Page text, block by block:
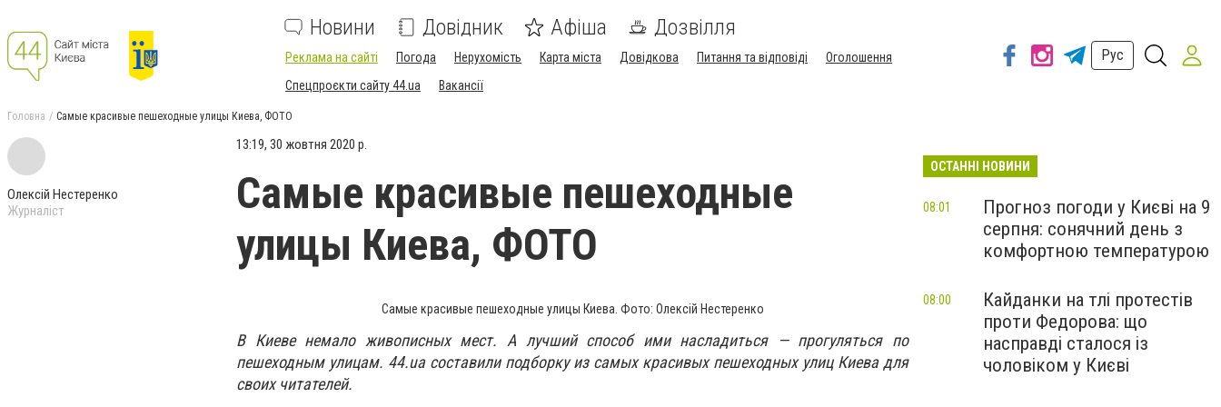
Новини Довідник Афіша Дозвілля
Реклама на сайті Погода Нерухомість Карта міста Довідкова Питання та відповіді
Оголошення
Спецпроєкти сайту 44.ua
Вакансії
Рус
Головна Самые красивые пешеходные улицы Киева, ФОТО
Олексій Нестеренко
Журналіст
13:19, 30 жовтня 2020 р.
Самые красивые пешеходные
улицы Киева, ФОТО
Самые красивые пешеходные улицы Киева. Фото: Олексій Нестеренко
В Киеве немало живописных мест. А лучший способ ими насладиться — прогуляться по
пешеходным улицам. 44.ua составили подборку из самых красивых пешеходных улиц Киева для
своих читателей.
ОСТАННІ НОВИНИ
Прогноз погоди у Києві на 9
серпня: сонячний день з
комфортною температурою
08:01
Кайданки на тлі протестів
проти Федорова: що
насправді сталося із
чоловіком у Києві
08:00